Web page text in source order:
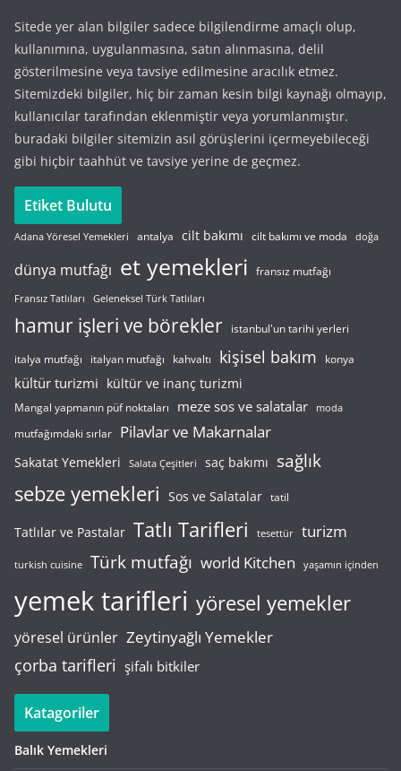
Sitede yer alan bilgiler sadece bilgilendirme amaçlı olup,
kullanımına, uygulanmasına, satın alınmasına, delil
gösterilmesine veya tavsiye edilmesine aracılık etmez.
Sitemizdeki bilgiler, hiç bir zaman kesin bilgi kaynağı olmayıp,
kullanıcılar tarafından eklenmiştir veya yorumlanmıştır.
buradaki bilgiler sitemizin asıl görüşlerini içermeyebileceği
gibi hiçbir taahhüt ve tavsiye yerine de geçmez.
Etiket Bulutu
Adana Yöresel Yemekleri antalya cilt bakımı cilt bakımı ve moda doğa
dünya mutfağı et yemekleri fransız mutfağı
Fransız Tatlıları Geleneksel Türk Tatlıları
hamur işleri ve börekler istanbul'un tarihi yerleri
italya mutfağı italyan mutfağı kahvaltı kişisel bakım konya
kültür turizmi kültür ve inanç turizmi
Mangal yapmanın püf noktaları meze sos ve salatalar moda
mutfağımdaki sırlar Pilavlar ve Makarnalar
Sakatat Yemekleri Salata Çeşitleri saç bakımı sağlık
sebze yemekleri Sos ve Salatalar tatil
Tatlılar ve Pastalar Tatlı Tarifleri tesettür turizm
turkish cuisine Türk mutfağı world Kitchen yaşamın içinden
yemek tarifleri yöresel yemekler
yöresel ürünler Zeytinyağlı Yemekler
çorba tarifleri şifalı bitkiler
Katagoriler
Balık Yemekleri